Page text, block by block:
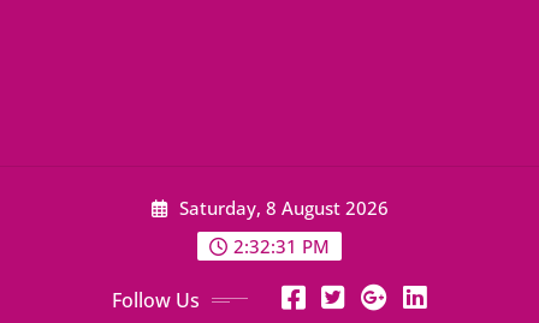
Saturday, 8 August 2026
2:32:33 PM
Follow Us